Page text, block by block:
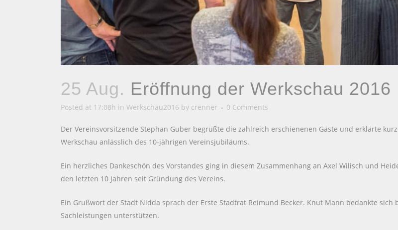
25 Aug. Eröffnung der Werkschau 2016
Posted at 17:08h in Werkschau2016 by crenner 0 Comments
Der Vereinsvorsitzende Stephan Guber begrüßte die zahlreich erschienenen Gäste und erklärte
Werkschau anlässlich des 10-jährigen Vereinsjubiläums.
Ein herzliches Dankeschön des Vorstandes ging in diesem Zusammenhang an Axel Wilisch und
den letzten 10 Jahren seit Gründung des Vereins.
Ein Grußwort der Stadt Nidda sprach der Erste Stadtrat Reimund Becker. Knut Mann bedankte
Sachleistungen unterstützen.